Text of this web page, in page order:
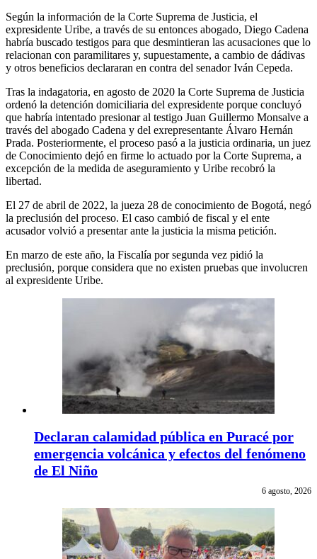
Según la información de la Corte Suprema de Justicia, el
expresidente Uribe, a través de su entonces abogado, Diego Cadena
habría buscado testigos para que desmintieran las acusaciones que lo
relacionan con paramilitares y, supuestamente, a cambio de dádivas
y otros beneficios declararan en contra del senador Iván Cepeda.
Tras la indagatoria, en agosto de 2020 la Corte Suprema de Justicia
ordenó la detención domiciliaria del expresidente porque concluyó
que habría intentado presionar al testigo Juan Guillermo Monsalve a
través del abogado Cadena y del exrepresentante Álvaro Hernán
Prada. Posteriormente, el proceso pasó a la justicia ordinaria, un juez
de Conocimiento dejó en firme lo actuado por la Corte Suprema, a
excepción de la medida de aseguramiento y Uribe recobró la
libertad.
El 27 de abril de 2022, la jueza 28 de conocimiento de Bogotá, negó
la preclusión del proceso. El caso cambió de fiscal y el ente
acusador volvió a presentar ante la justicia la misma petición.
En marzo de este año, la Fiscalía por segunda vez pidió la
preclusión, porque considera que no existen pruebas que involucren
al expresidente Uribe.
Declaran calamidad pública en Puracé por
emergencia volcánica y efectos del fenómeno
de El Niño
6 agosto, 2026